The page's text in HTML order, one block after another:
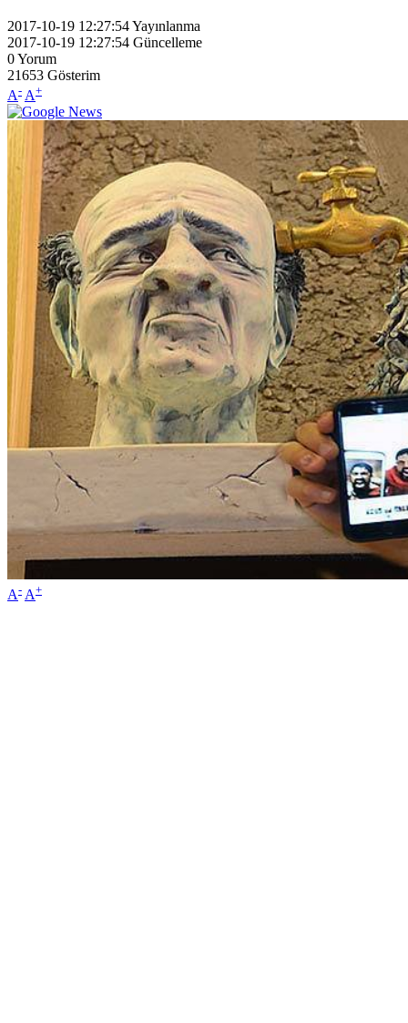
2017-10-19 12:27:54Yayınlanma
2017-10-19 12:27:54 Güncelleme
0Yorum
21653 Gösterim
A- A+
A- A+